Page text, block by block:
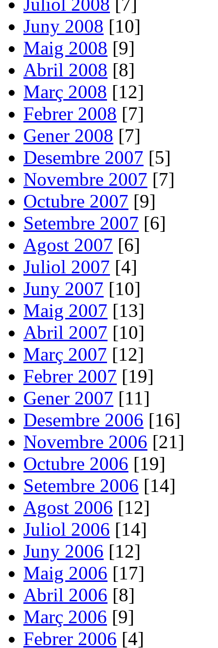
Juny 2008 [10]
Maig 2008 [9]
Abril 2008 [8]
Març 2008 [12]
Febrer 2008 [7]
Gener 2008 [7]
Desembre 2007 [5]
Novembre 2007 [7]
Octubre 2007 [9]
Setembre 2007 [6]
Agost 2007 [6]
Juliol 2007 [4]
Juny 2007 [10]
Maig 2007 [13]
Abril 2007 [10]
Març 2007 [12]
Febrer 2007 [19]
Gener 2007 [11]
Desembre 2006 [16]
Novembre 2006 [21]
Octubre 2006 [19]
Setembre 2006 [14]
Agost 2006 [12]
Juliol 2006 [14]
Juny 2006 [12]
Maig 2006 [17]
Abril 2006 [8]
Març 2006 [9]
Febrer 2006 [4]